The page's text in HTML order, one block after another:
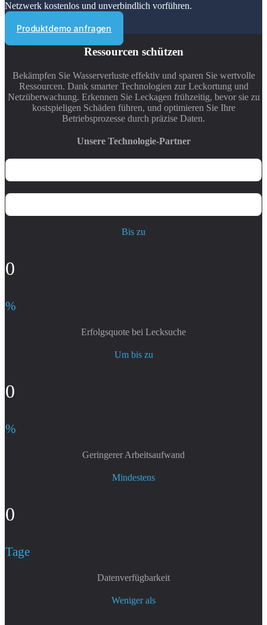
Netzwerk kostenlos und unverbindlich vorführen.
Produktdemo anfragen
Ressourcen schützen
Bekämpfen Sie Wasserverluste effektiv und sparen Sie wertvolle
Ressourcen. Dank smarter Technologien zur Leckortung und
Netzüberwachung. Erkennen Sie Leckagen frühzeitig, bevor sie zu
kostspieligen Schäden führen, und optimieren Sie Ihre
Betriebsprozesse durch präzise Daten.
Unsere Technologie-Partner
Bis zu
0
%
Erfolgsquote bei Lecksuche
Um bis zu
0
%
Geringerer Arbeitsaufwand
Mindestens
0
Tage
Datenverfügbarkeit
Weniger als